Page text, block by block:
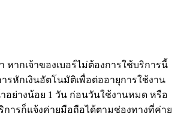
หากเจ้าของเบอร์ไม่ต้องการใช้บริการนี้
รหักเงินอัตโนมัติเพื่อต่ออายุการใช้งาน
อย่างน้อย 1 วัน ก่อนวันใช้งานหมด หรือ
การก็แจ้งค่ายมือถือได้ตามช่องทางที่ค่าย